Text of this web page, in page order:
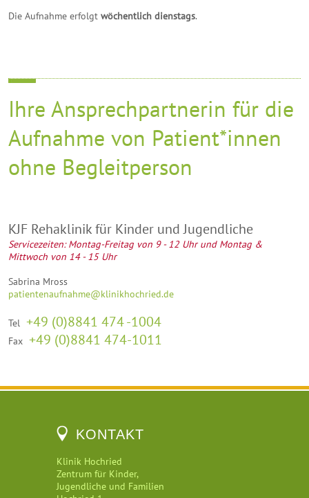
Die Aufnahme erfolgt wöchentlich dienstags.
Ihre Ansprechpartnerin für die
Aufnahme von Patient*innen
ohne Begleitperson
KJF Rehaklinik für Kinder und Jugendliche
Servicezeiten: Montag-Freitag von 9 - 12 Uhr und Montag &
Mittwoch von 14 - 15 Uhr
Sabrina Mross
patientenaufnahme@klinikhochried.de
Tel +49 (0)8841 474 -1004
Fax +49 (0)8841 474-1011
KONTAKT
Klinik Hochried
Zentrum für Kinder,
Jugendliche und Familien